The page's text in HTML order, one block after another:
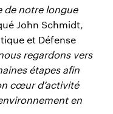
de notre longue
John Schmidt,
et Défense
regardons vers
étapes afin
cœur d’activité
en